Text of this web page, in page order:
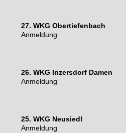
27. WKG Obertiefenbach
Anmeldung
26. WKG Inzersdorf Damen
Anmeldung
25. WKG Neusiedl
Anmeldung